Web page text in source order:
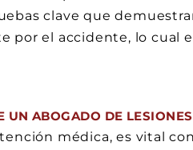
clave que
por el accidente, lo cual
UN ABOGADO DE
médica, es vital